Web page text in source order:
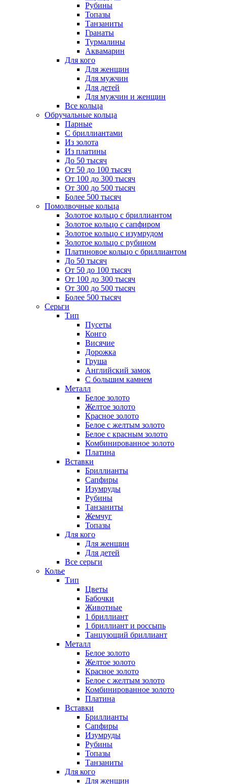
Рубины
Топазы
Танзаниты
Гранаты
Турмалины
Аквамарин
Для кого
Для женщин
Для мужчин
Для детей
Для мужчин и женщин
Все кольца
Обручальные кольца
Парные
С бриллиантами
Из золота
Из платины
До 50 тысяч
От 50 до 100 тысяч
От 100 до 300 тысяч
От 300 до 500 тысяч
Более 500 тысяч
Помолвочные кольца
Золотое кольцо с бриллиантом
Золотое кольцо с сапфиром
Золотое кольцо с изумрудом
Золотое кольцо с рубином
Платиновое кольцо с бриллиантом
До 50 тысяч
От 50 до 100 тысяч
От 100 до 300 тысяч
От 300 до 500 тысяч
Более 500 тысяч
Серьги
Тип
Пусеты
Конго
Висячие
Дорожка
Груша
Английский замок
С большим камнем
Металл
Белое золото
Желтое золото
Красное золото
Белое с желтым золото
Белое с красным золото
Комбинированное золото
Платина
Вставки
Бриллианты
Сапфиры
Изумруды
Рубины
Танзаниты
Жемчуг
Топазы
Для кого
Для женщин
Для детей
Все серьги
Колье
Тип
Цветы
Бабочки
Животные
1 бриллиант
1 бриллиант и россыпь
Танцующий бриллиант
Металл
Белое золото
Желтое золото
Красное золото
Белое с желтым золото
Комбинированное золото
Платина
Вставки
Бриллианты
Сапфиры
Изумруды
Рубины
Топазы
Танзаниты
Для кого
Для женщин